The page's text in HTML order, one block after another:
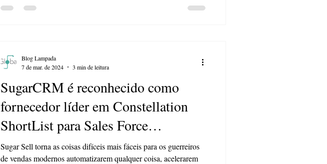
!!!
SugarCRM é reconhecido como
fornecedor líder em Constellation
ShortList para Sales Force
Automation
Sugar Sell torna as coisas difíceis mais fáceis para os guerreiros
de vendas modernos automatizarem qualquer coisa, acelerarem
Blog Lampada
7 de mar. de 2024
3 min de leitura